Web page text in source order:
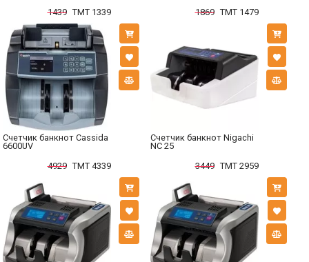
1439 TMT 1339
1869 TMT 1479
Счетчик банкнот Cassida
6600UV
4929 TMT 4339
Счетчик банкнот Nigachi
NC 25
3449 TMT 2959